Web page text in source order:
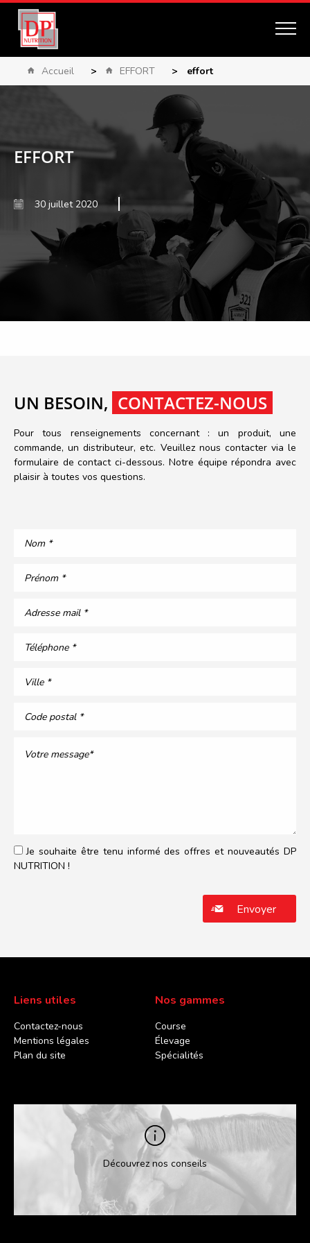
Accueil > EFFORT > effort
EFFORT
30 juillet 2020
UN BESOIN, CONTACTEZ-NOUS
Pour tous renseignements concernant : un produit, une
commande, un distributeur, etc. Veuillez nous contacter via le
formulaire de contact ci-dessous. Notre équipe répondra avec
plaisir à toutes vos questions.
Je souhaite être tenu informé des offres et nouveautés DP
NUTRITION !
Liens utiles
Contactez-nous
Mentions légales
Plan du site
Nos gammes
Course
Élevage
Spécialités
Découvrez nos conseils